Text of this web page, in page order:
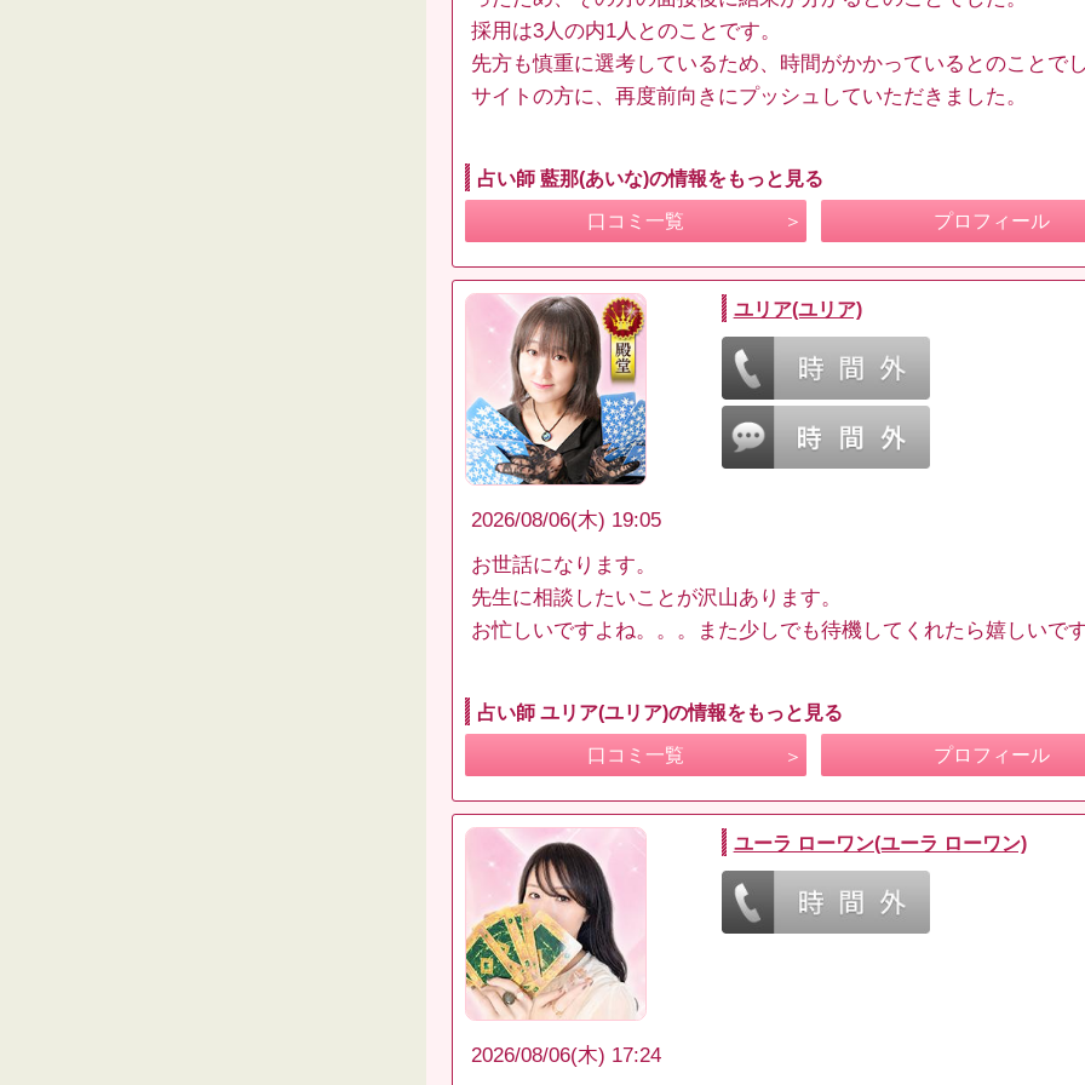
採用は3人の内1人とのことです。
先方も慎重に選考しているため、時間がかかっているとのことで
サイトの方に、再度前向きにプッシュしていただきました。
占い師 藍那(あいな)の情報をもっと見る
口コミ一覧 プロフィール
ユリア(ユリア)
2026/08/06(木) 19:05
お世話になります。
先生に相談したいことが沢山あります。
お忙しいですよね。。。また少しでも待機してくれたら嬉しいで
占い師 ユリア(ユリア)の情報をもっと見る
口コミ一覧 プロフィール
ユーラ ローワン(ユーラ ローワン)
2026/08/06(木) 17:24